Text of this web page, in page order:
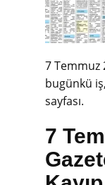
7 Temmuz
bugünkü
sayfası.
7